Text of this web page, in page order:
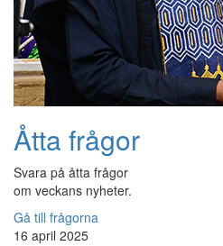
Åtta frågor
Svara på åtta frågor
om veckans nyheter.
Gå till frågorna
16 april 2025